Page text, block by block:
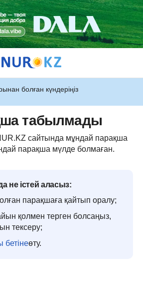
болған күндеріңіз
табылмады
сайтында мұндай парақша
парақша мүлде болмаған.
не істей аласыз:
парақшаға қайтып оралу;
қолмен терген болсаңыз,
тексеру;
бетінеөту.